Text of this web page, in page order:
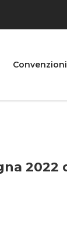
Convenzioni
2022